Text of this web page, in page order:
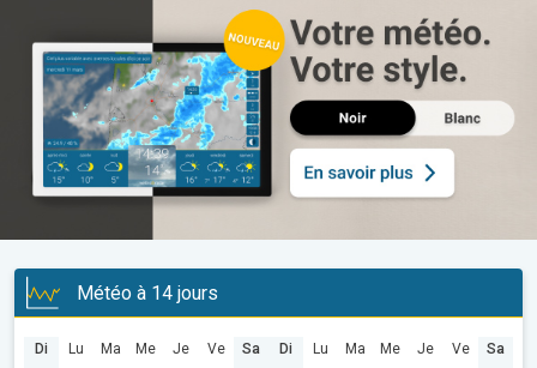
Météo à 14 jours
Di Lu Ma Me Je Ve Sa Di Lu Ma Me Je Ve Sa